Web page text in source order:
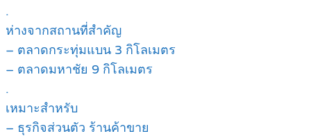
.
ห่างจากสถานที่สำคัญ
– ตลาดกระทุ่มแบน 3 กิโลเมตร
– ตลาดมหาชัย 9 กิโลเมตร
.
เหมาะสำหรับ
– ธุรกิจส่วนตัว ร้านค้าขาย